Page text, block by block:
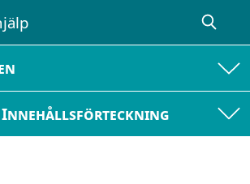
– Innehållsförteckning